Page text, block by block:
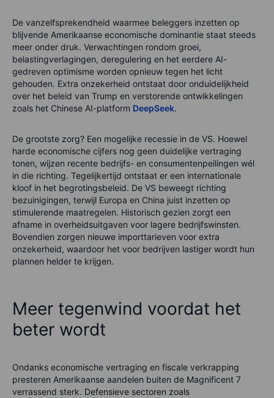
De vanzelfsprekendheid waarmee beleggers inzetten op
blijvende Amerikaanse economische dominantie staat steeds
meer onder druk. Verwachtingen rondom groei,
belastingverlagingen, deregulering en het eerdere AI-
gedreven optimisme worden opnieuw tegen het licht
gehouden. Extra onzekerheid ontstaat door onduidelijkheid
over het beleid van Trump en verstorende ontwikkelingen
zoals het Chinese AI-platform DeepSeek.
De grootste zorg? Een mogelijke recessie in de VS. Hoewel
harde economische cijfers nog geen duidelijke vertraging
tonen, wijzen recente bedrijfs- en consumentenpeilingen wél
in die richting. Tegelijkertijd ontstaat er een internationale
kloof in het begrotingsbeleid. De VS beweegt richting
bezuinigingen, terwijl Europa en China juist inzetten op
stimulerende maatregelen. Historisch gezien zorgt een
afname in overheidsuitgaven voor lagere bedrijfswinsten.
Bovendien zorgen nieuwe importtarieven voor extra
onzekerheid, waardoor het voor bedrijven lastiger wordt hun
plannen helder te krijgen.
Meer tegenwind voordat het
beter wordt
Ondanks economische vertraging en fiscale verkrapping
presteren Amerikaanse aandelen buiten de Magnificent 7
verrassend sterk. Defensieve sectoren zoals